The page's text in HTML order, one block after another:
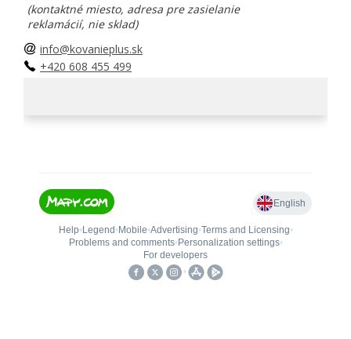
(kontaktné miesto, adresa pre zasielanie
reklamácií, nie sklad)
info@kovanieplus.sk
+420 608 455 499